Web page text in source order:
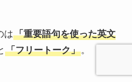
は「重要語句を使った英文
「フリートーク」。